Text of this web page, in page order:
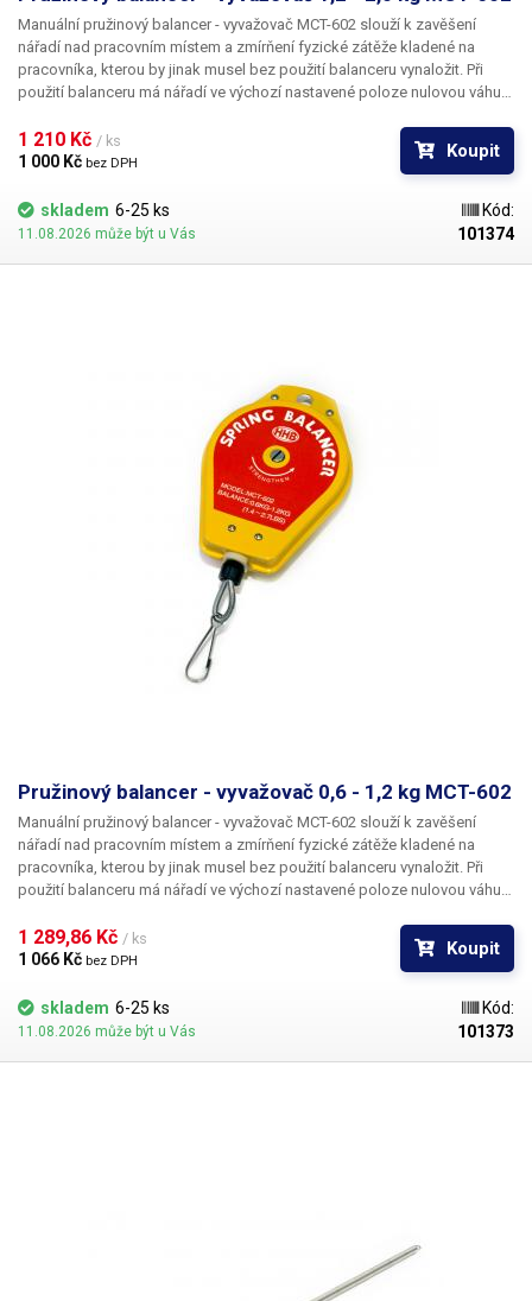
Manuální pružinový balancer - vyvažovač MCT-602 slouží k zavěšení
nářadí nad pracovním místem a zmírňení fyzické zátěže kladené na
pracovníka, kterou by jinak musel bez použití balanceru vynaložit. Při
použití balanceru má nářadí ve výchozí nastavené poloze nulovou váhu a
vždy v optimální výšce a poloze, což výrazně usnadní a značně urychlí
Vaši práci. Společně s vyšší efektivitou a komfortem také zvýší
nářadí na zem, ani jiné poranění způsobené jeho nevhodným umístěním.
1 210 Kč / ks
1 000 Kč bez DPH
Koupit
skladem 6-25 ks
11.08.2026 může být u Vás
Kód:
101374
Pružinový balancer - vyvažovač 0,6 - 1,2 kg MCT-602
Manuální pružinový balancer - vyvažovač MCT-602 slouží k zavěšení
nářadí nad pracovním místem a zmírňení fyzické zátěže kladené na
pracovníka, kterou by jinak musel bez použití balanceru vynaložit. Při
použití balanceru má nářadí ve výchozí nastavené poloze nulovou váhu a
vždy v optimální výšce a poloze, což výrazně usnadní a značně urychlí
Vaši práci. Společně s vyšší efektivitou a komfortem také zvýší
nářadí na zem, ani jiné poranění způsobené jeho nevhodným umístěním.
1 289,86 Kč / ks
1 066 Kč bez DPH
Koupit
skladem 6-25 ks
11.08.2026 může být u Vás
Kód:
101373